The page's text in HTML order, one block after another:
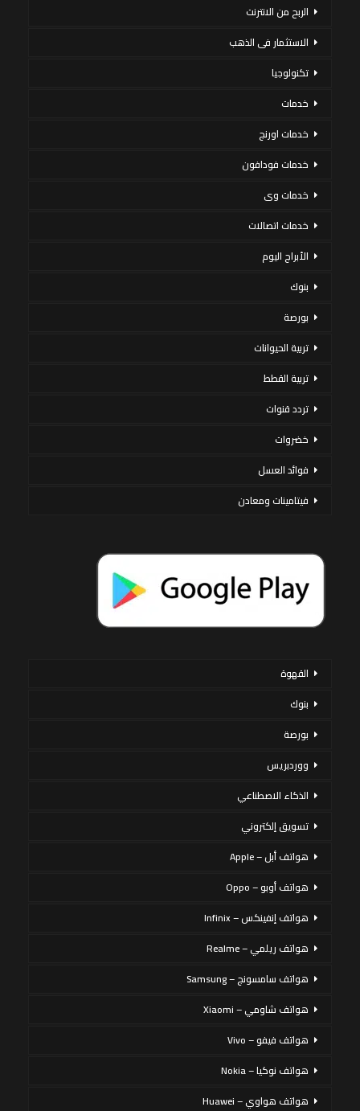
الربح من الانترنت
الاستثمار فى الذهب
تكنولوجيا
خدمات
خدمات اورنج
خدمات فودافون
خدمات وى
خدمات اتصالات
الأبراج اليوم
بنوك
بورصة
تربية الحيوانات
تربية القطط
تردد قنوات
خضروات
فوائد العسل
فيتامينات ومعادن
القهوة
بنوك
بورصة
ووردبريس
الذكاء الاصطناعي
تسويق إلكتروني
هواتف أبل – Apple
هواتف أوبو – Oppo
هواتف إنفينكس – Infinix
هواتف ريلمي – Realme
هواتف سامسونج – Samsung
هواتف شاومي – Xiaomi
هواتف فيفو – Vivo
هواتف نوكيا – Nokia
هواتف هواوي – Huawei